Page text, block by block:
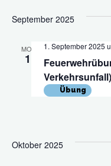
September 2025
MO.
1
Verkehrsunfall)
1. September 2025
Übung
Oktober 2025